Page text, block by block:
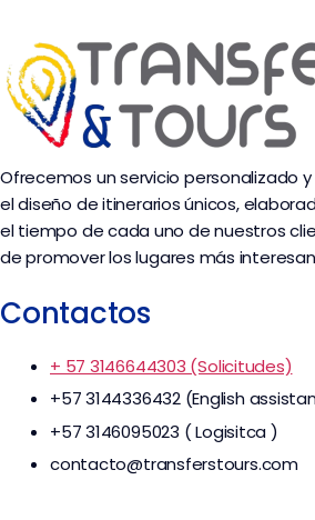
Ofrecemos un servicio personalizado
el diseño de itinerarios únicos,
el tiempo de cada uno de nuestros
de promover los lugares más
Contactos
+ 57 3146644303 (Solicitudes)
+57 3144336432 (English
+57 3146095023 ( Logisitca )
contacto@transferstours.com